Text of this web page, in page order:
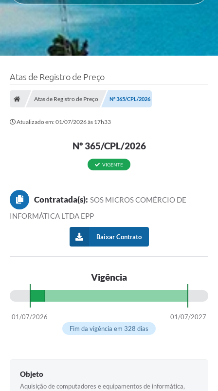
Atas de Registro de Preço
Atas de Registro de Preço Nº 365/CPL/2026
Atualizado em: 01/07/2026 às 17h33
Nº 365/CPL/2026
VIGENTE
Contratada(s): SOS MICROS COMÉRCIO DE
INFORMÁTICA LTDA EPP
Baixar Contrato
Vigência
01/07/2026
01/07/2027
Fim da vigência em 328 dias
Objeto
Aquisição de computadores e equipamentos de informática,